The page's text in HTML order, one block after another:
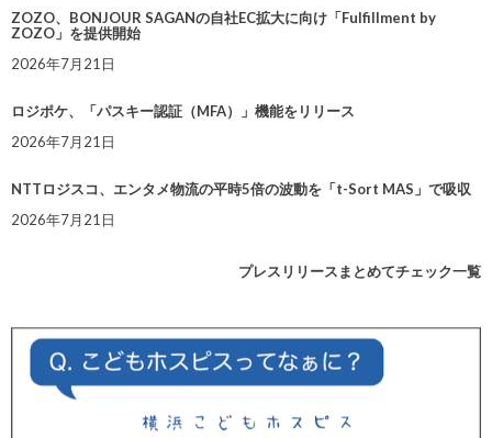
ZOZO、BONJOUR SAGANの自社EC拡大に向け「Fulfillment by
ZOZO」を提供開始
2026年7月21日
ロジポケ、「パスキー認証（MFA）」機能をリリース
2026年7月21日
NTTロジスコ、エンタメ物流の平時5倍の波動を「t-Sort MAS」で吸収
2026年7月21日
プレスリリースまとめてチェック一覧